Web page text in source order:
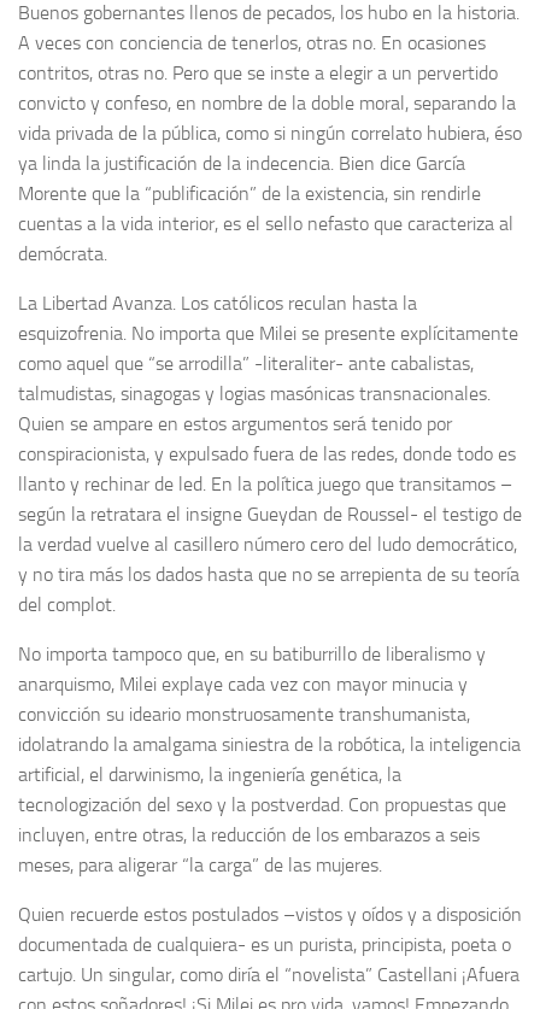
Buenos gobernantes llenos de pecados, los hubo en la historia.
A veces con conciencia de tenerlos, otras no. En ocasiones
contritos, otras no. Pero que se inste a elegir a un pervertido
convicto y confeso, en nombre de la doble moral, separando la
vida privada de la pública, como si ningún correlato hubiera, éso
ya linda la justificación de la indecencia. Bien dice García
Morente que la “publificación” de la existencia, sin rendirle
cuentas a la vida interior, es el sello nefasto que caracteriza al
demócrata.
La Libertad Avanza. Los católicos reculan hasta la
esquizofrenia. No importa que Milei se presente explícitamente
como aquel que “se arrodilla” -literaliter- ante cabalistas,
talmudistas, sinagogas y logias masónicas transnacionales.
Quien se ampare en estos argumentos será tenido por
conspiracionista, y expulsado fuera de las redes, donde todo es
llanto y rechinar de led. En la política juego que transitamos –
según la retratara el insigne Gueydan de Roussel- el testigo de
la verdad vuelve al casillero número cero del ludo democrático,
y no tira más los dados hasta que no se arrepienta de su teoría
del complot.
No importa tampoco que, en su batiburrillo de liberalismo y
anarquismo, Milei explaye cada vez con mayor minucia y
convicción su ideario monstruosamente transhumanista,
idolatrando la amalgama siniestra de la robótica, la inteligencia
artificial, el darwinismo, la ingeniería genética, la
tecnologización del sexo y la postverdad. Con propuestas que
incluyen, entre otras, la reducción de los embarazos a seis
meses, para aligerar “la carga” de las mujeres.
Quien recuerde estos postulados –vistos y oídos y a disposición
documentada de cualquiera- es un purista, principista, poeta o
cartujo. Un singular, como diría el “novelista” Castellani ¡Afuera